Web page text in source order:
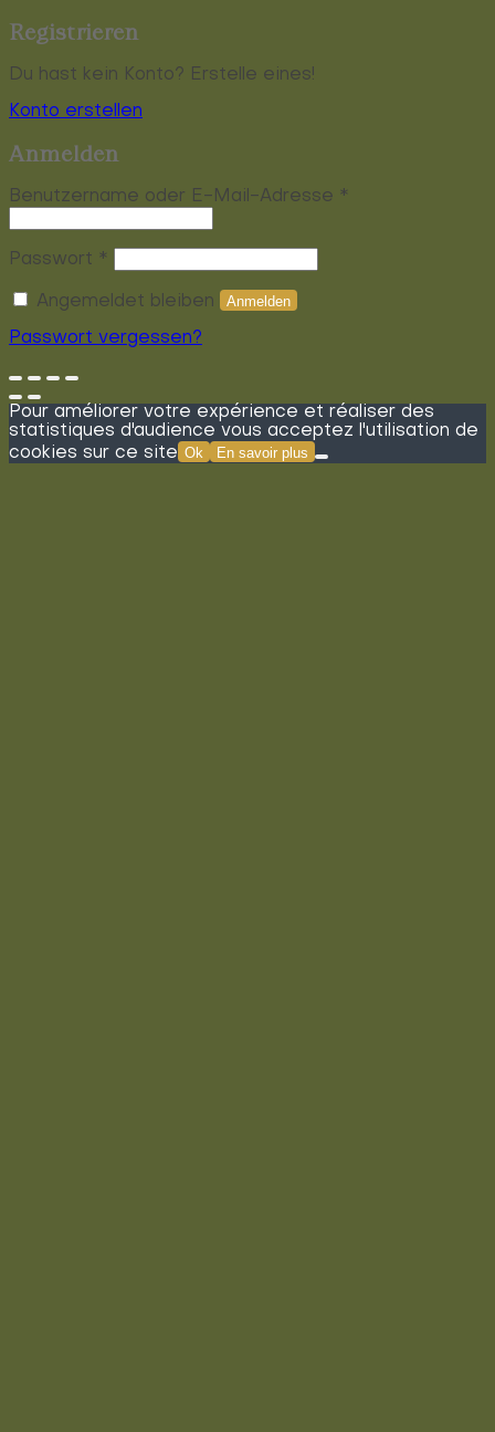
Registrieren
Du hast kein Konto? Erstelle eines!
Konto erstellen
Anmelden
Benutzername oder E-Mail-Adresse *
Passwort *
Angemeldet bleiben Anmelden
Passwort vergessen?
Pour améliorer votre expérience et réaliser des
statistiques d'audience vous acceptez l'utilisation de
cookies sur ce site Ok En savoir plus